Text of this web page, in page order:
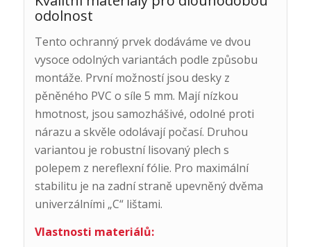
odolnost
Tento ochranný prvek dodáváme ve dvou
vysoce odolných variantách podle způsobu
montáže. První možností jsou desky z
pěněného PVC o síle 5 mm. Mají nízkou
hmotnost, jsou samozhášivé, odolné proti
nárazu a skvěle odolávají počasí. Druhou
variantou je robustní lisovaný plech s
polepem z nereflexní fólie. Pro maximální
stabilitu je na zadní straně upevněný dvěma
univerzálními „C“ lištami.
Vlastnosti materiálů: